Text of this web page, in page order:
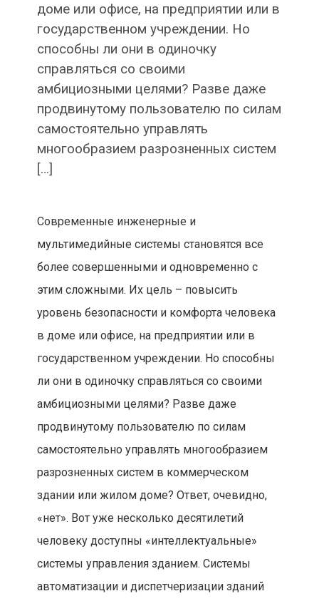
доме или офисе, на предприятии или в
государственном учреждении. Но
способны ли они в одиночку
справляться со своими
амбициозными целями? Разве даже
продвинутому пользователю по силам
самостоятельно управлять
многообразием разрозненных систем
[…]
Современные инженерные и
мультимедийные системы становятся все
более совершенными и одновременно с
этим сложными. Их цель – повысить
уровень безопасности и комфорта человека
в доме или офисе, на предприятии или в
государственном учреждении. Но способны
ли они в одиночку справляться со своими
амбициозными целями? Разве даже
продвинутому пользователю по силам
самостоятельно управлять многообразием
разрозненных систем в коммерческом
здании или жилом доме? Ответ, очевидно,
«нет». Вот уже несколько десятилетий
человеку доступны «интеллектуальные»
системы управления зданием. Системы
автоматизации и диспетчеризации зданий